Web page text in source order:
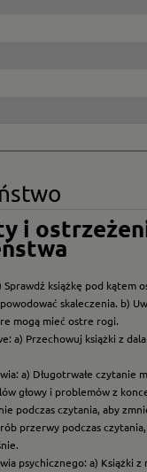
i
Sprawdź książkę pod kątem
skaleczenia. b)
mogą mieć ostre rogi.
a) Przechowuj książki z dala
a) Długotrwałe czytanie
głowy i problemów z
podczas czytania, aby
przerwy podczas
psychicznego: a) Książki